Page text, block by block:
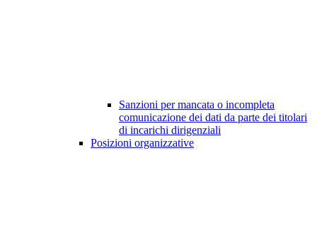
Sanzioni per mancata o incompleta
comunicazione dei dati da parte dei titolari
di incarichi dirigenziali
Posizioni organizzative